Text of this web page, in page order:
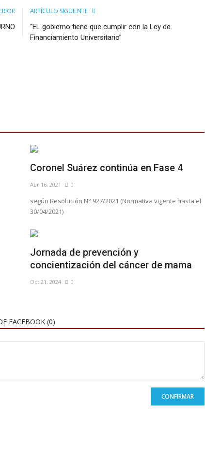
ARTÍCULO SIGUIENTE
“EL gobierno tiene que cumplir con la Ley de
Financiamiento Universitario”
Coronel Suárez continúa en Fase 4
Abr 16, 2021 0
según Resolución N° 927/2021 (Normativa vigente hasta el
30/04/2021)
Jornada de prevención y
concientización del cáncer de mama
Oct 21, 2024 0
FACEBOOK (0)
CONFIRMAR